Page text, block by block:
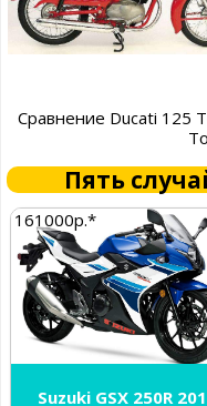
Сравнение Ducati 125
Пять
161000р.*
Suzuki GSX 250R